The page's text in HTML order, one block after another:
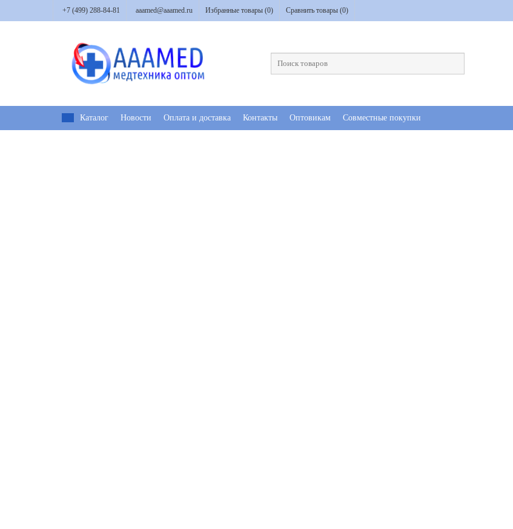
+7 (499) 288-84-81 aaamed@aaamed.ru Избранные товары (0) Сравнить товары (0)
Каталог Новости Оплата и доставка Контакты Оптовикам Совместные покупки